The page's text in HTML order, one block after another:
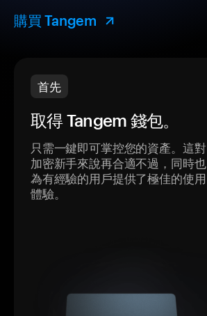
購買 Tangem
首先
取得 Tangem 錢包。
只需一鍵即可掌控您的資產。這對
加密新手來說再合適不過，同時也
為有經驗的用戶提供了極佳的使用
體驗。